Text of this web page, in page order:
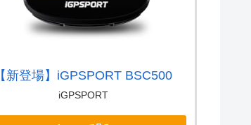
【新登場】iGPSPORT BSC500
iGPSPORT